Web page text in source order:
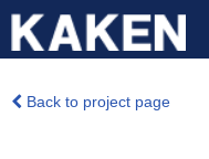
Back to project page